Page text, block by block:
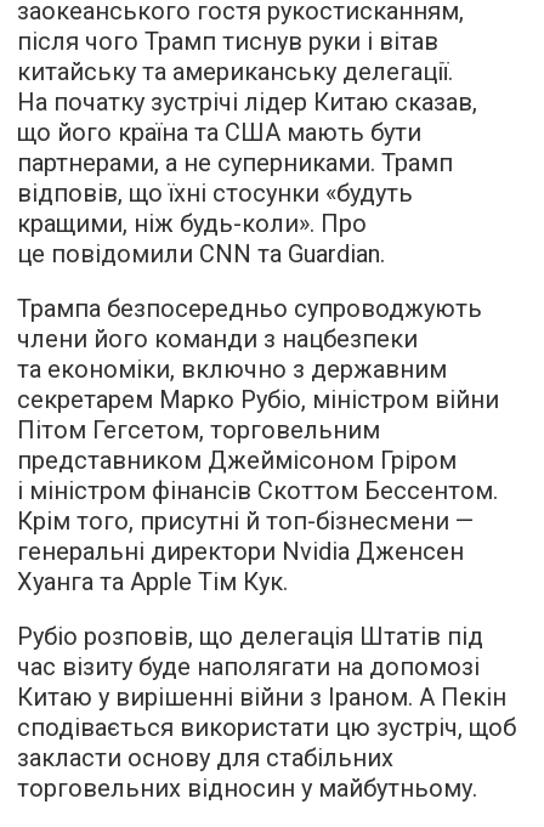
заокеанського гостя рукостисканням,
після чого Трамп тиснув руки і вітав
китайську та американську делегації.
На початку зустрічі лідер Китаю сказав,
що його країна та США мають бути
партнерами, а не суперниками. Трамп
відповів, що їхні стосунки «будуть
кращими, ніж будь-коли». Про
це повідомили CNN та Guardian.
Трампа безпосередньо супроводжують
члени його команди з нацбезпеки
та економіки, включно з державним
секретарем Марко Рубіо, міністром війни
Пітом Гегсетом, торговельним
представником Джеймісоном Гріром
і міністром фінансів Скоттом Бессентом.
Крім того, присутні й топ-бізнесмени —
генеральні директори Nvidia Дженсен
Хуанга та Apple Тім Кук.
Рубіо розповів, що делегація Штатів під
час візиту буде наполягати на допомозі
Китаю у вирішенні війни з Іраном. А Пекін
сподівається використати цю зустріч, щоб
закласти основу для стабільних
торговельних відносин у майбутньому.